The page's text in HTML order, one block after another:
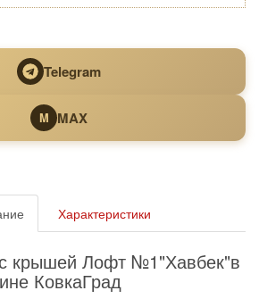
Telegram
M MAX
Характеристики
крышей Лофт №1"Хавбек"в
КовкаГрад